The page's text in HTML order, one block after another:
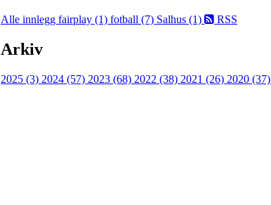
Alle innlegg fairplay (1) fotball (7) Salhus (1) RSS
Arkiv
2025 (3) 2024 (57) 2023 (68) 2022 (38) 2021 (26) 2020 (37)